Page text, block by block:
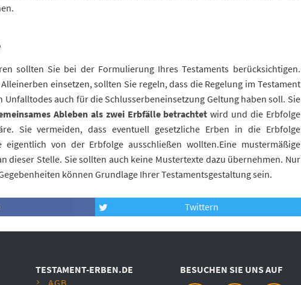
sollten Sie bei der Formulierung Ihres Testaments berücksichtigen.
einsetzen, sollten Sie regeln, dass die Regelung im Testament
Unfalltodes auch für die Schlusserbeneinsetzung Geltung haben soll. Sie
Ableben als zwei Erbfälle betrachtet wird und die Erbfolge
Sie vermeiden, dass eventuell gesetzliche Erben in die Erbfolge
eigentlich von der Erbfolge ausschließen wollten.Eine mustermäßige
dieser Stelle. Sie sollten auch keine Mustertexte dazu übernehmen. Nur
können Grundlage Ihrer Testamentsgestaltung sein.
Twittern
TESTAMENT-ERBEN.DE
BESUCHEN SIE UNS AUF